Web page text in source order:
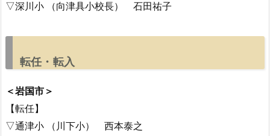
▽深川小 （向津具小校長） 石田祐子
転任・転入
＜岩国市＞
【転任】
▽通津小 （川下小） 西本泰之